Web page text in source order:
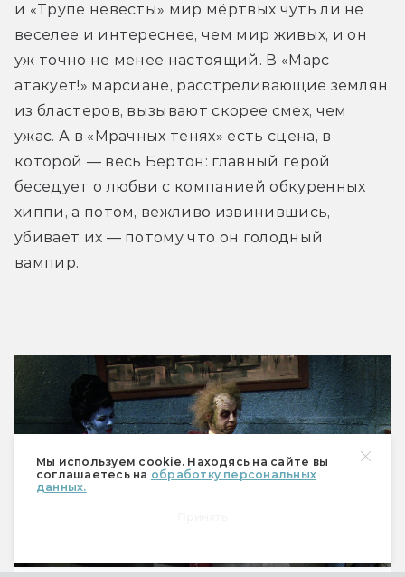
Мы используем cookie. Находясь на сайте вы
соглашаетесь на обработку персональных
данных.
и «Трупе невесты» мир мёртвых чуть ли не
веселее и интереснее, чем мир живых, и он
уж точно не менее настоящий. В «Марс
атакует!» марсиане, расстреливающие землян
из бластеров, вызывают скорее смех, чем
ужас. А в «Мрачных тенях» есть сцена, в
которой — весь Бёртон: главный герой
беседует о любви с компанией обкуренных
хиппи, а потом, вежливо извинившись,
убивает их — потому что он голодный
вампир.